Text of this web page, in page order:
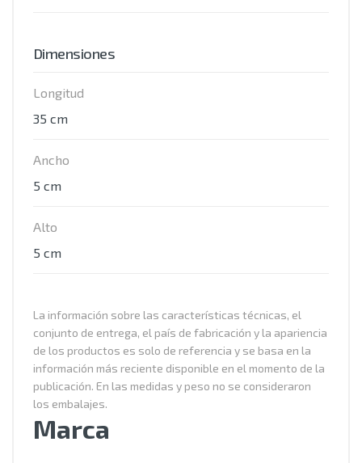
Dimensiones
Longitud
35 cm
Ancho
5 cm
Alto
5 cm
La información sobre las características técnicas, el
conjunto de entrega, el país de fabricación y la apariencia
de los productos es solo de referencia y se basa en la
información más reciente disponible en el momento de la
publicación. En las medidas y peso no se consideraron
los embalajes.
Marca